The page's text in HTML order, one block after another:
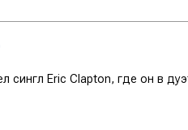
сингл Eric Clapton, где он в